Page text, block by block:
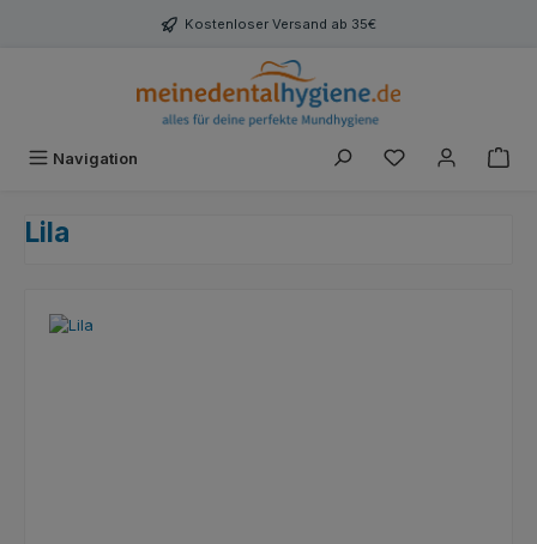
Zum Hauptinhalt springenKostenloser Versand ab 35€
Navigation Du hast 0
Lila